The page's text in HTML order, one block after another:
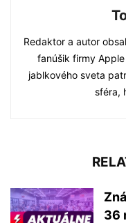
Redaktor a autor
fanúšik firmy
jablkového sveta
sféra,
36